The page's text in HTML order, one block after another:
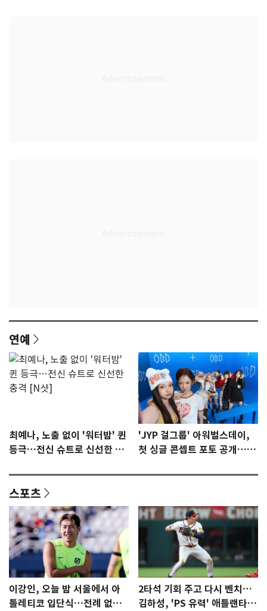
연예
최예나, 노출 없이 '워터밤' 퀸
등극…전신 슈트로 신선한 충
'JYP 걸그룹' 아워벌스데이,
첫 싱글 콘셉트 포토 공개…청
스포츠
이강인, 오늘 밤 서울에서 아
틀레티코 입단식…전례 없는
2타석 기회 주고 다시 벤치…
김하성, 'PS 유력' 애틀랜타에